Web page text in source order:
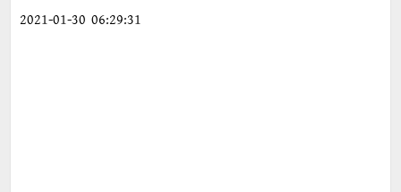
2021-01-30 06:29:31